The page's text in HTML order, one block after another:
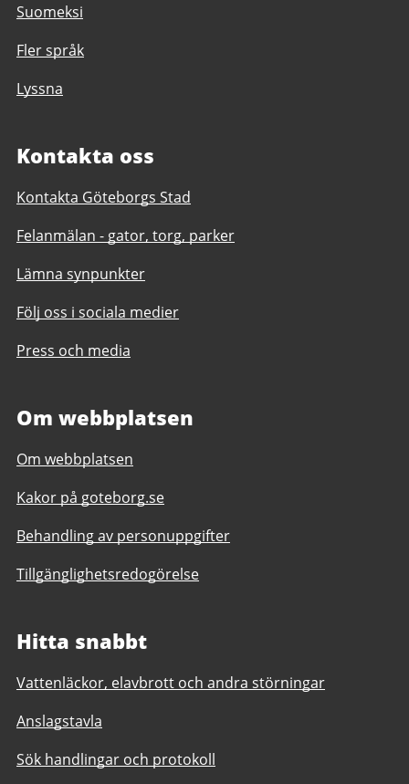
Suomeksi
Fler språk
Lyssna
Kontakta oss
Kontakta Göteborgs Stad
Felanmälan - gator, torg, parker
Lämna synpunkter
Följ oss i sociala medier
Press och media
Om webbplatsen
Om webbplatsen
Kakor på goteborg.se
Behandling av personuppgifter
Tillgänglighetsredogörelse
Hitta snabbt
Vattenläckor, elavbrott och andra störningar
Anslagstavla
Sök handlingar och protokoll